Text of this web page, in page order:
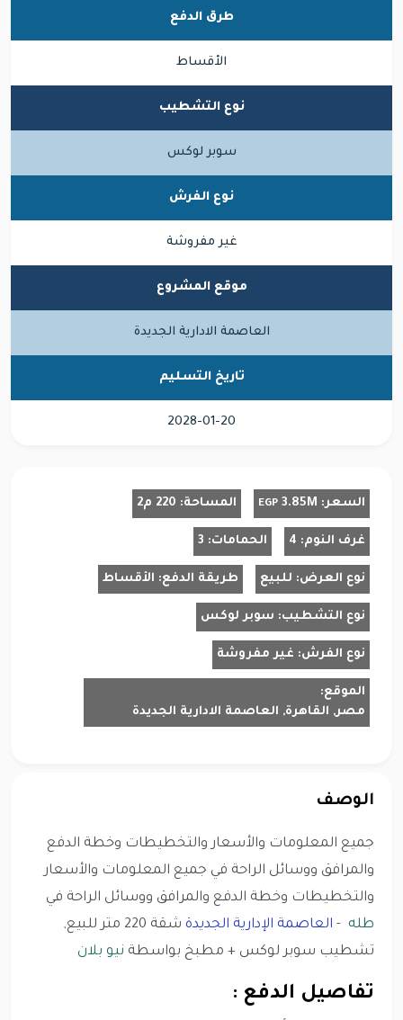
طرق الدفع
الأقساط
نوع التشطيب
سوبر لوكس
نوع الفرش
غير مفروشة
موقع المشروع
العاصمة الادارية الجديدة
تاريخ التسليم
2028-01-20
السعر: 3.85M
EGP المساحة: 220 م2
غرف النوم: 4 الحمامات: 3
نوع العرض: للبيع طريقة الدفع: الأقساط
نوع التشطيب: سوبر لوكس
نوع الفرش: غير مفروشة
الموقع:
مصر, القاهرة, العاصمة الادارية الجديدة
الوصف
جميع المعلومات والأسعار والتخطيطات وخطة الدفع
والمرافق ووسائل الراحة في جميع المعلومات والأسعار
والتخطيطات وخطة الدفع والمرافق ووسائل الراحة في
طله - العاصمة الإدارية الجديدة
شقة 220 متر للبيع,
تشطيب سوبر لوكس + مطبخ بواسطة نيو بلان
تفاصيل الدفع :